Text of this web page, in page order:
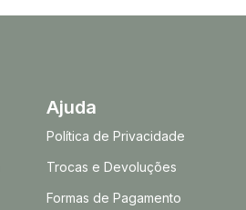
Ajuda
Política de Privacidade
Trocas e Devoluções
Formas de Pagamento